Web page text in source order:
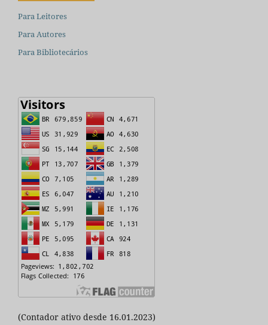
Para Leitores
Para Autores
Para Bibliotecários
(Contador ativo desde 16.01.2023)